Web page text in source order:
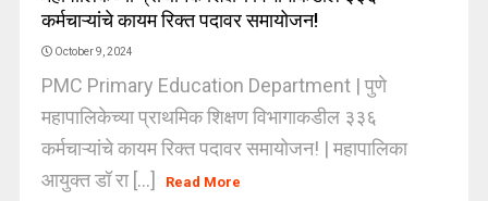
कर्मचाऱ्यांचे कायम रिक्त पदावर समायोजन!
October 9, 2024
PMC Primary Education Department | पुणे
महापालिकेच्या प्राथमिक शिक्षण विभागाकडील ३३६
कर्मचाऱ्यांचे कायम रिक्त पदावर समायोजन! | महापालिका
आयुक्त डॉ रा [...]
Read More